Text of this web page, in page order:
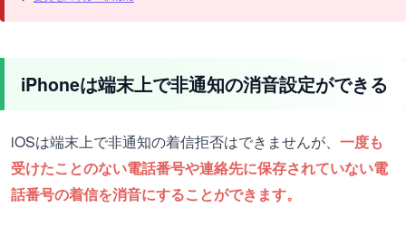
iPhoneは端末上で非通知の消音設定ができる
iOSは端末上で非通知の着信拒否はできませんが、 一度も
受けたことのない電話番号や連絡先に保存されていない電
話番号の着信を消音にすることができます。